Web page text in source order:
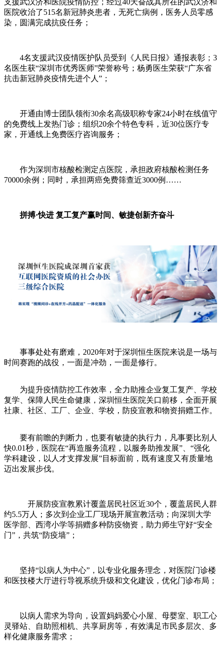
医院收治了515名新冠肺炎患者，无死亡病例，医务人员零感
染，圆满完成抗疫任务；
4名支援武汉疫情医护队员受到《人民日报》通报表彰；3
名医生获“深圳市优秀医师”荣誉称号；杨勇医生荣获“广东省
抗击新冠肺炎疫情先进个人”；
开通由博士团队领衔30余名高级职称专家24小时在线值守
的免费线上发热门诊；组织20余个特色专科，近30位医疗专
家，开通线上免费医疗咨询服务；
作为深圳市核酸检测定点医院，承担政府核酸检测任务
70000余例；同时，承担两癌免费筛查近3000例……
拼搏·快进 复工复产赢时间、敏捷创新齐奋斗
事事处处有磨难，2020年对于深圳恒生医院来说是一场与
时间赛跑的战役，一面是冲劲，一面是修行。
为提升疫情防控工作效率，全力助推企业复工复产、学校
复学、保障人民生命健康，深圳恒生医院关口前移，全面开展
社康、社区、工厂、企业、学校，防疫宣教和物资捐赠工作。
要有前瞻的判断力，也要有敏捷的执行力，凡事要比别人
快0.01秒，医院在“再造服务流程，以服务助推发展”、“强化
学科建设，以人才支撑发展”目标面前，既有速度又有质量地
迈出发展步伐。
开展防疫宣教累计覆盖居民社区近30个，覆盖居民人群
约5.5万人；多次到企业工厂现场开展宣教活动；向深圳大学
医学部、西湾小学等捐赠多种防疫物资，助力师生守好“安全
门”，共筑“防疫墙”；
坚持“以病人为中心”，以专业化服务理念，对医院门诊楼
和医技楼大厅进行导视系统升级和文化建设，优化门诊布局；
以病人需求为导向，设置妈妈爱心小屋、母婴室、职工心
灵驿站、自助照相机、共享厨房等，有效满足市民多层次、多
样化健康服务需求；